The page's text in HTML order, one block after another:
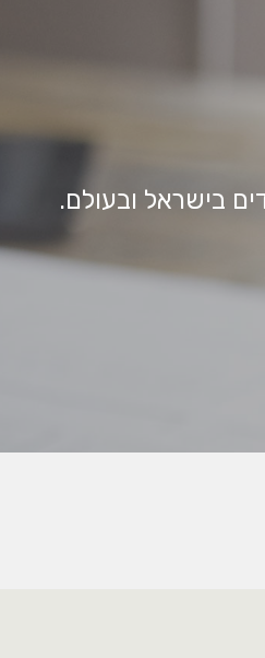
בישראל ובעולם.